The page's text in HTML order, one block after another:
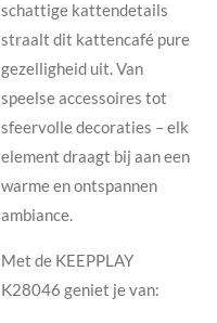
schattige kattendetails
straalt dit kattencafé pure
gezelligheid uit. Van
speelse accessoires tot
sfeervolle decoraties – elk
element draagt bij aan een
warme en ontspannen
ambiance.
Met de KEEPPLAY
K28046 geniet je van: